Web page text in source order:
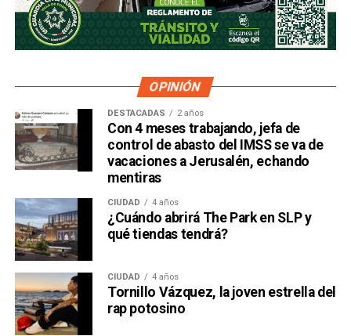
OPINIÓN
DESTACADAS 2 años
Con 4 meses trabajando, jefa de
control de abasto del IMSS se va de
vacaciones a Jerusalén, echando
mentiras
CIUDAD 4 años
¿Cuándo abrirá The Park en SLP y
qué tiendas tendrá?
CIUDAD 4 años
Tornillo Vázquez, la joven estrella del
rap potosino